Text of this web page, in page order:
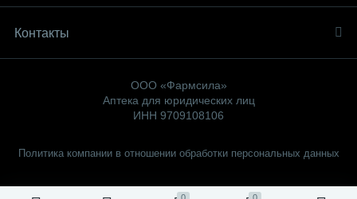
Контакты
ООО «Фармсила»
Аптека для юридических лиц
ИНН 9709108106
Политика компании в отношении обработки персональных данных